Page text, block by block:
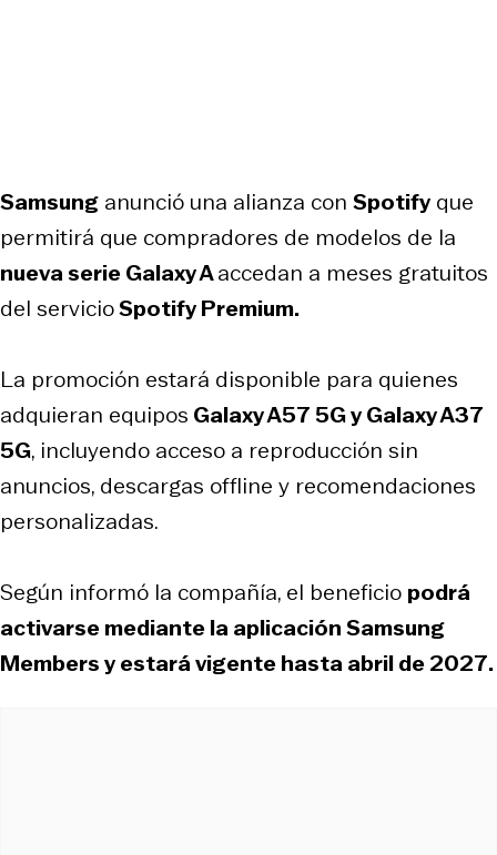
Samsung anunció una alianza con Spotify que
permitirá que compradores de modelos de la
nueva serie Galaxy Aaccedan a meses gratuitos
del servicioSpotify Premium.
La promoción estará disponible para quienes
adquieran equipos Galaxy A57 5G y Galaxy A37
5G, incluyendo acceso a reproducción sin
anuncios, descargas offline y recomendaciones
personalizadas.
Según informó la compañía, el beneficio podrá
activarse mediante la aplicación Samsung
Members y estará vigente hasta abril de 2027.